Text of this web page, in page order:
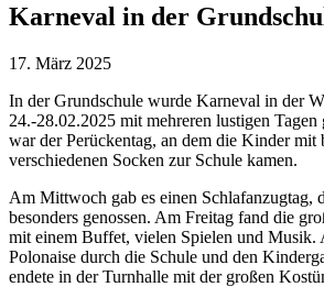
Karneval in der
17. März 2025
In der Grundschule wurde Karneval in der
24.-28.02.2025 mit mehreren lustigen
war der Perückentag, an dem die Kinder mit
verschiedenen Socken zur Schule kamen.
Am Mittwoch gab es einen Schlafanzugtag,
besonders genossen. Am Freitag fand die
mit einem Buffet, vielen Spielen und Musik.
Polonaise durch die Schule und den
endete in der Turnhalle mit der großen